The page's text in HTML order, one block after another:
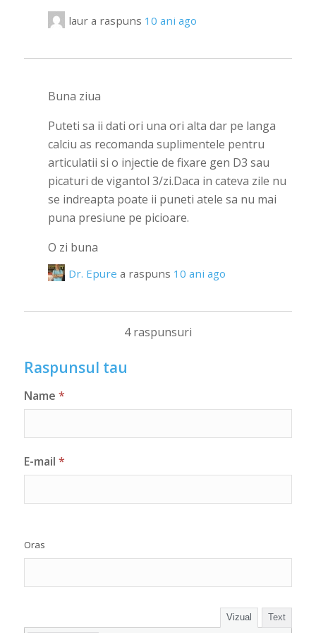
laura raspuns 10 ani ago
Buna ziua
Puteti sa ii dati ori una ori alta dar pe langa
calciu as recomanda suplimentele pentru
articulatii si o injectie de fixare gen D3 sau
picaturi de vigantol 3/zi.Daca in cateva zile nu
se indreapta poate ii puneti atele sa nu mai
puna presiune pe picioare.
O zi buna
Dr. Epure a raspuns 10 ani ago
4 raspunsuri
Raspunsul tau
Name *
E-mail *
Oras
Vizual Text